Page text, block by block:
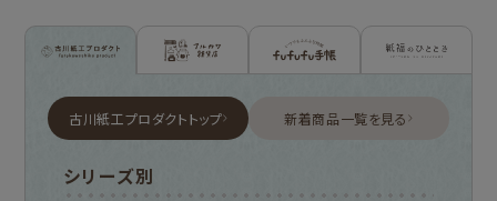
古川紙工プロダクトトップ 新着商品一覧を見る
シリーズ別